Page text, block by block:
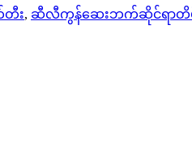
တီး, ဆီလီကွန်ဆေးဘက်ဆိုင်ရာတိ